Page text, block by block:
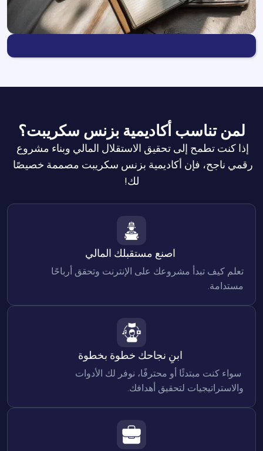
لمن تناسب أكاديمية بزنس سكريبت؟
إذا كنت تطمح إلى تحقيق الاستقلال المالي وبناء مشروع
رقمي ناجح، فإن أكاديمية بزنس سكريبت مصممة خصيصًا
لك!
تعلم كيف تبدأ مشروعك على الإنترنت وتحقق أرباحًا
مستدامة.
سواء كنت مبتدئًا أو محترفًا، نوفر لك الأدوات
والاستراتيجيات لتحقيق أهدافك.